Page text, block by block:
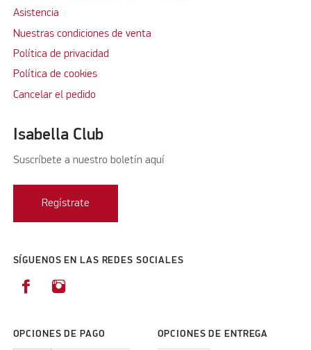
Asistencia
Nuestras condiciones de venta
Política de privacidad
Política de cookies
Cancelar el pedido
Isabella Club
Suscríbete a nuestro boletín aquí
Regístrate
SÍGUENOS EN LAS REDES SOCIALES
OPCIONES DE PAGO OPCIONES DE ENTREGA